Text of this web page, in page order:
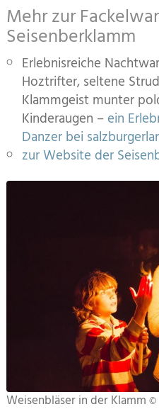
Mehr zur
Seisenberklamm
Erlebnisreiche
Hoztrifter, seltene
Klammgeist munter
Kinderaugen –ein
Danzer bei
zur Website der
Weisenbläser in der Klamm ©